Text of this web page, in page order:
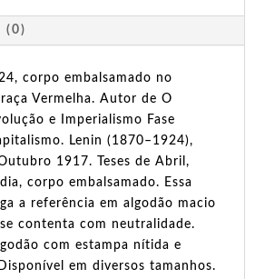
(0)
corpo embalsamado no
Vermelha. Autor de O
e Imperialismo Fase
Lenin (1870–1924),
1917. Teses de Abril,
corpo embalsamado. Essa
a referência em algodão macio
contenta com neutralidade.
com estampa nítida e
em diversos tamanhos.